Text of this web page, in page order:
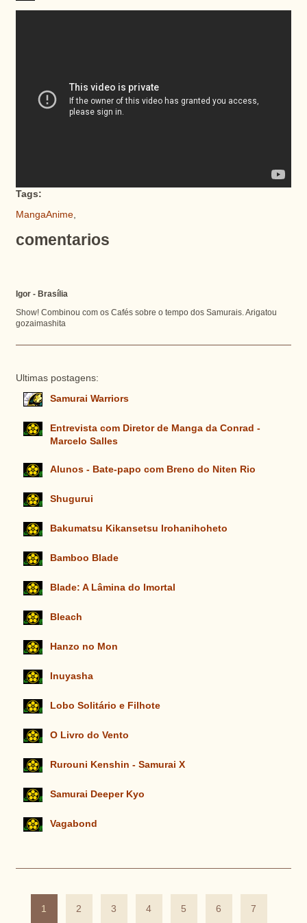
Tags:
MangaAnime,
comentarios
Igor - Brasília
Show! Combinou com os Cafés sobre o tempo dos Samurais. Arigatou
gozaimashita
Ultimas postagens:
Samurai Warriors
Entrevista com Diretor de Manga da Conrad -
Marcelo Salles
Alunos - Bate-papo com Breno do Niten Rio
Shugurui
Bakumatsu Kikansetsu Irohanihoheto
Bamboo Blade
Blade: A Lâmina do Imortal
Bleach
Hanzo no Mon
Inuyasha
Lobo Solitário e Filhote
O Livro do Vento
Rurouni Kenshin - Samurai X
Samurai Deeper Kyo
Vagabond
1 2 3 4 5 6 7